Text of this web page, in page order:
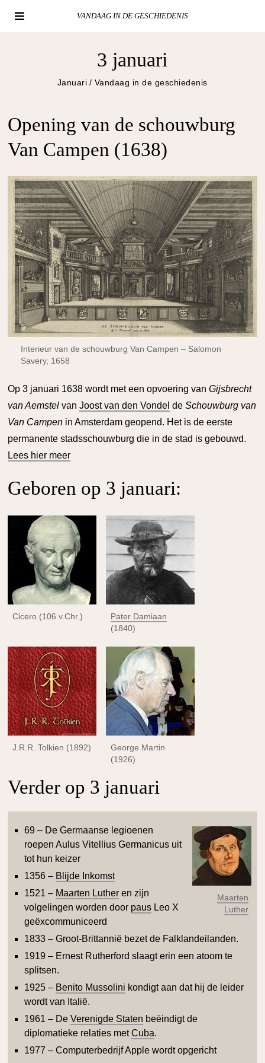
VANDAAG IN DE GESCHIEDENIS
3 januari
Januari / Vandaag in de geschiedenis
Opening van de schouwburg
Van Campen (1638)
Interieur van de schouwburg Van Campen – Salomon
Savery, 1658
Op 3 januari 1638 wordt met een opvoering vanGijsbrecht
van Aemstel vanJoost van den Vondel deSchouwburg van
Van Campen in Amsterdam geopend. Het is de eerste
permanente stadsschouwburg die in de stad is gebouwd.
Lees hier meer
Geboren op 3 januari:
Cicero (106 v.Chr.)
Pater Damiaan
(1840)
J.R.R. Tolkien (1892)
George Martin
(1926)
Verder op 3 januari
Maarten
Luther
69 – De Germaanse legioenen
roepen Aulus Vitellius Germanicus uit
tot hun keizer
1356 – Blijde Inkomst
1521 – Maarten Luther en zijn
volgelingen worden door paus Leo X
geëxcommuniceerd
1833 – Groot-Brittannië bezet de Falklandeilanden.
1919 – Ernest Rutherford slaagt erin een atoom te
splitsen.
1925 – Benito Mussolini kondigt aan dat hij de leider
wordt van Italië.
1961 – DeVerenigde Staten beëindigt de
diplomatieke relaties metCuba.
1977 – Computerbedrijf Apple wordt opgericht